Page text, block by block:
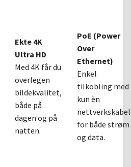
Ekte 4K
Ultra HD
Med 4K får du
overlegen
bildekvalitet,
både på
dagen og på
natten.
PoE (Power
Over
Ethernet)
Enkel
tilkobling med
kun èn
nettverkskabel
for både strøm
og data.